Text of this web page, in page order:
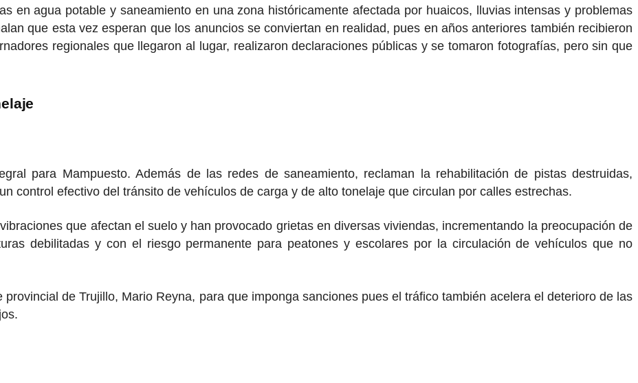
en agua potable y saneamiento en una zona históricamente afectada por huaicos, lluvias intensas y problemas
que esta vez esperan que los anuncios se conviertan en realidad, pues en años anteriores también recibieron
regionales que llegaron al lugar, realizaron declaraciones públicas y se tomaron fotografías, pero sin que
para Mampuesto. Además de las redes de saneamiento, reclaman la rehabilitación de pistas destruidas,
control efectivo del tránsito de vehículos de carga y de alto tonelaje que circulan por calles estrechas.
que afectan el suelo y han provocado grietas en diversas viviendas, incrementando la preocupación de
debilitadas y con el riesgo permanente para peatones y escolares por la circulación de vehículos que no
de Trujillo, Mario Reyna, para que imponga sanciones pues el tráfico también acelera el deterioro de las